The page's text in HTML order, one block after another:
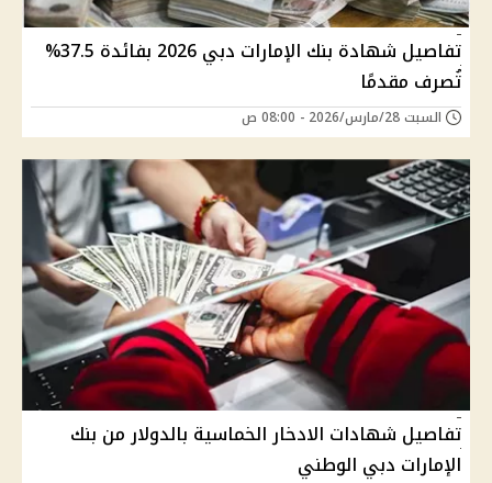
تفاصيل شهادة بنك الإمارات دبي 2026 بفائدة 37.5%
تُصرف مقدمًا
السبت 28/مارس/2026 - 08:00 ص
تفاصيل شهادات الادخار الخماسية بالدولار من بنك
الإمارات دبي الوطني